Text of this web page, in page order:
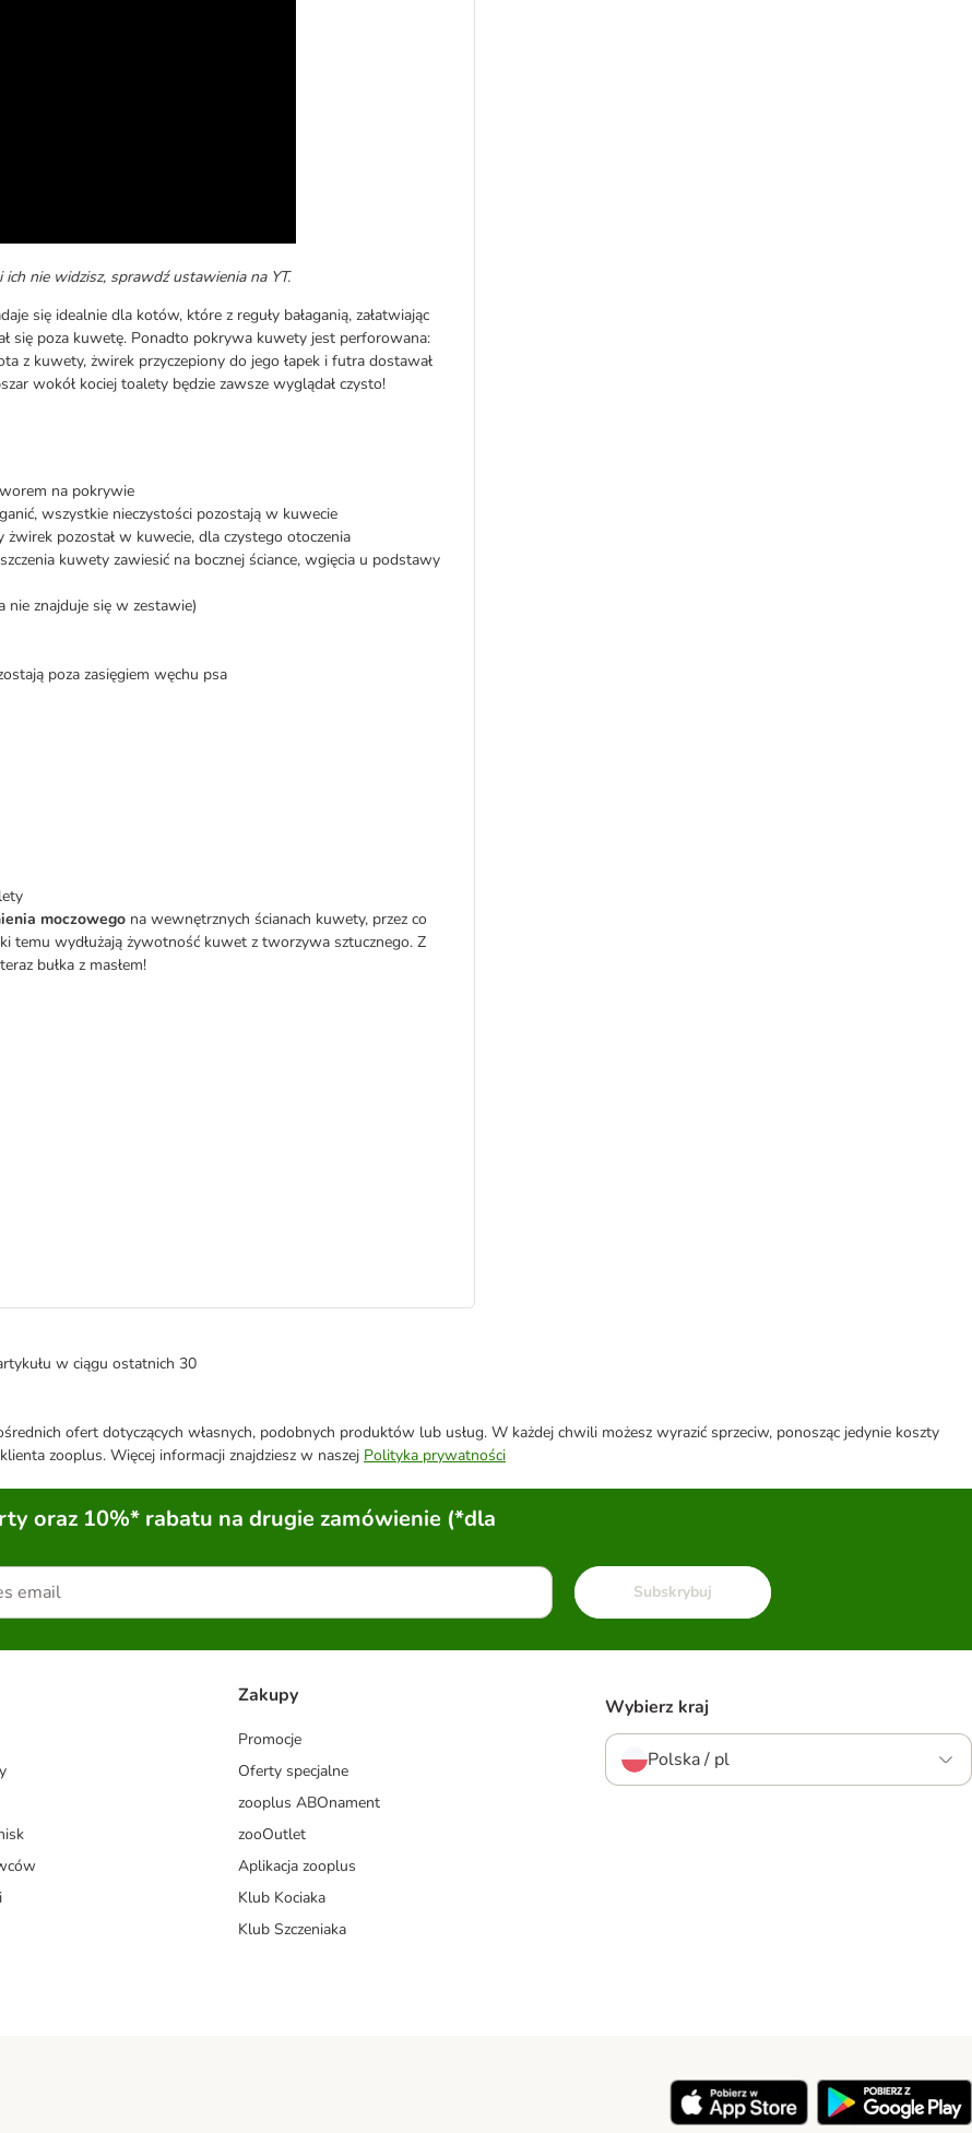
nie widzisz, sprawdź ustawienia na YT.
się idealnie dla kotów, które z reguły bałaganią, załatwiając
się poza kuwetę. Ponadto pokrywa kuwety jest perforowana:
z kuwety, żwirek przyczepiony do jego łapek i futra dostawał
wokół kociej toalety będzie zawsze wyglądał czysto!
na pokrywie
wszystkie nieczystości pozostają w kuwecie
pozostał w kuwecie, dla czystego otoczenia
kuwety zawiesić na bocznej ściance, wgięcia u podstawy
nie znajduje się w zestawie)
poza zasięgiem węchu psa
moczowego na wewnętrznych ścianach kuwety, przez co
temu wydłużają żywotność kuwet z tworzywa sztucznego. Z
bułka z masłem!
w ciągu ostatnich 30
ofert dotyczących własnych, podobnych produktów lub usług. W każdej chwili możesz wyrazić sprzeciw, ponosząc jedynie koszty
zooplus. Więcej informacji znajdziesz w naszej Polityka prywatności
oraz 10%* rabatu na drugie zamówienie (*dla
Subskrybuj
Zakupy
Promocje
Oferty specjalne
zooplus ABOnament
zooOutlet
Aplikacja zooplus
Klub Kociaka
Klub Szczeniaka
Wybierz kraj
Polska / pl